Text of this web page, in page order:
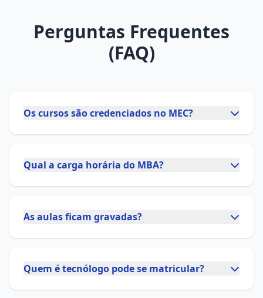
Perguntas Frequentes
(FAQ)
Os cursos são credenciados no MEC?
Qual a carga horária do MBA?
As aulas ficam gravadas?
Quem é tecnólogo pode se matricular?